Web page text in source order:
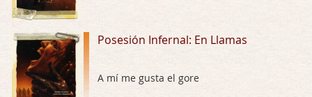
Hungry
Para entretenerte un domingo por la tarde …
Las 10 películas gore de Almas Oscuras
Por: JORDI CRUYFF
Posesión Infernal: En Llamas
A mí me gusta el gore